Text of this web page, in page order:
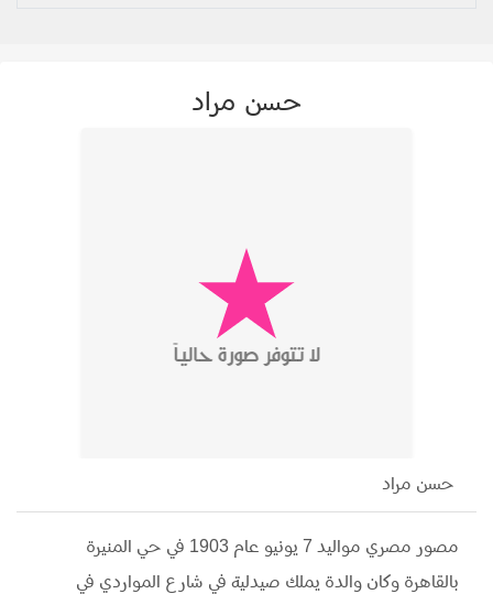
حسن مراد
حسن مراد
مصور مصري مواليد 7 يونيو عام 1903 في حي المنيرة
بالقاهرة وكان والدة يملك صيدلية في شارع المواردي في